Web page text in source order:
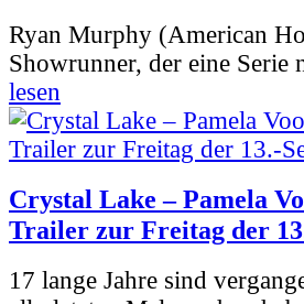
Ryan Murphy (American
Showrunner, der eine Serie
lesen
Crystal Lake – Pamela
Trailer zur Freitag der
17 lange Jahre sind